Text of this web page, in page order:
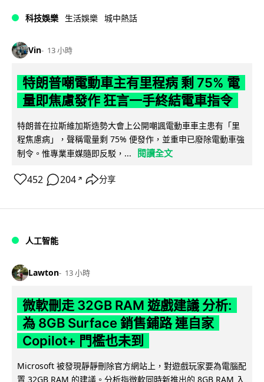
科技娛樂 生活娛樂 城中熱話
Vin 13 小時
特朗普嘲電動車主有里程病 剩 75% 電
量即焦慮發作 狂言一手終結電車指令
特朗普在拉斯維加斯造勢大會上公開嘲諷電動車車主患有「里
程焦慮病」，聲稱電量剩 75% 便發作，並重申已廢除電動車強
制令。惟專業車媒隨即反駁，...
閱讀全文
452 204 ↗ 分享
人工智能
Lawton 13 小時
微軟刪走 32GB RAM 遊戲建議 分析:
為 8GB Surface 銷售鋪路 連自家
Copilot+ 門檻也未到
Microsoft 被發現靜靜刪除官方網站上，對遊戲玩家要為電腦配
置 32GB RAM 的建議。分析指微軟同時新推出的 8GB RAM 入